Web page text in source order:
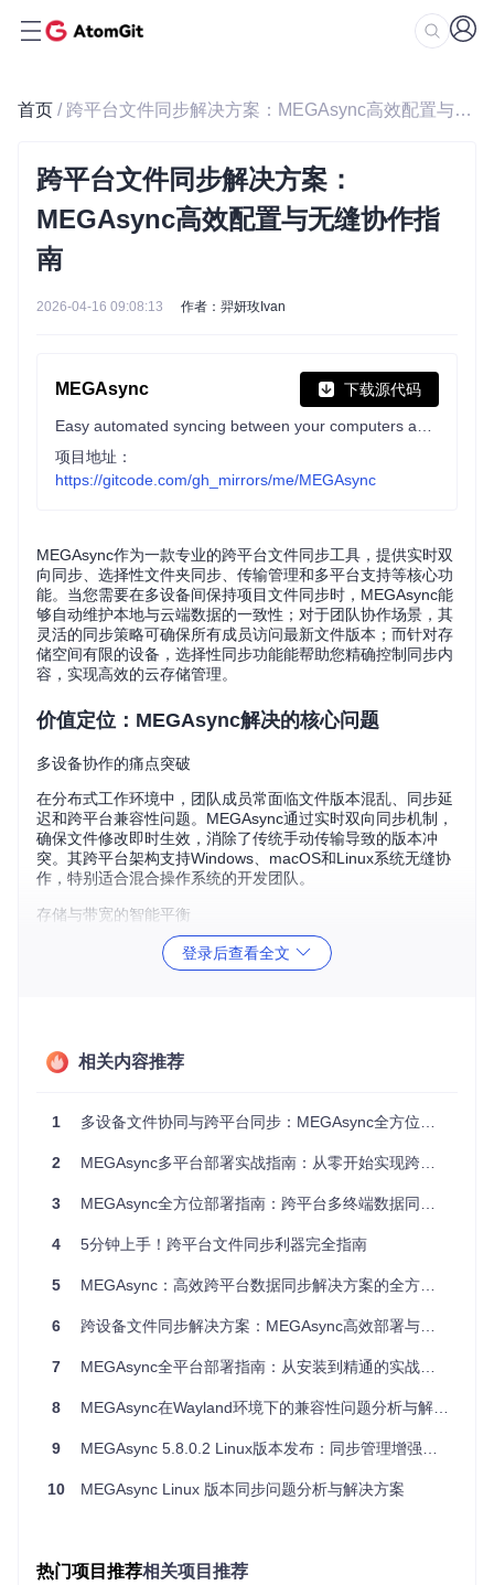
首页 / 跨平台文件同步解决方案：MEGAsync高效配置与无缝协作指南
跨平台文件同步解决方案：
MEGAsync高效配置与无缝协作指
南
2026-04-16 09:08:13 作者：羿妍玫Ivan
MEGAsync 下载源代码
项目地址：
https://gitcode.com/gh_mirrors/me/MEGAsync
MEGAsync作为一款专业的跨平台文件同步工具，提供实时双
向同步、选择性文件夹同步、传输管理和多平台支持等核心功
能。当您需要在多设备间保持项目文件同步时，MEGAsync能
够自动维护本地与云端数据的一致性；对于团队协作场景，其
灵活的同步策略可确保所有成员访问最新文件版本；而针对存
储空间有限的设备，选择性同步功能能帮助您精确控制同步内
容，实现高效的云存储管理。
价值定位：MEGAsync解决的核心问题
多设备协作的痛点突破
在分布式工作环境中，团队成员常面临文件版本混乱、同步延
迟和跨平台兼容性问题。MEGAsync通过实时双向同步机制，
确保文件修改即时生效，消除了传统手动传输导致的版本冲
突。其跨平台架构支持Windows、macOS和Linux系统无缝协
作，特别适合混合操作系统的开发团队。
存储与带宽的智能平衡
MEGAsync的选择性同步功能允许用户精确指定需要同步的文
件夹，避免将云端全部内容下载到本地设备。这种设计不仅节
MEGAsync传输管理界面展示了活跃传输监控、进度跟踪和速
场景化应用：从个人到团队的同步策略
个人用户的跨设备文件管理
对于需要在办公室电脑、家用笔记本和移动设备间切换工作的
自动同步规则，文档、图片和项目文件在所有设备上保持最新
理员可设置不同成员对同步文件夹的访问权限（只读/读
文件夹结构，每个成员仅同步自己负责的项目模块，同时
登录后查看全文
相关内容推荐
1 多设备文件协同与跨平台同步：MEGAsync全方位应用指南
2 MEGAsync多平台部署实战指南：从零开始实现跨设备文件同步
3 MEGAsync全方位部署指南：跨平台多终端数据同步解决方案
4 5分钟上手！跨平台文件同步利器完全指南
5 MEGAsync：高效跨平台数据同步解决方案的全方位部署与优化指南
6 跨设备文件同步解决方案：MEGAsync高效部署与优化指南
7 MEGAsync全平台部署指南：从安装到精通的实战手册
8 MEGAsync在Wayland环境下的兼容性问题分析与解决方案
9 MEGAsync 5.8.0.2 Linux版本发布：同步管理增强与系统兼容性升级
10 MEGAsync Linux 版本同步问题分析与解决方案
热门项目推荐相关项目推荐